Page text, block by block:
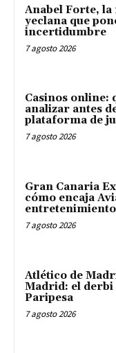
Anabel Forte, la
yeclana que
incertidumbre
7 agosto 2026
Casinos online:
analizar antes
plataforma de
7 agosto 2026
Gran Canaria
cómo encaja
7 agosto 2026
Atlético de
Madrid: el
Paripesa
7 agosto 2026